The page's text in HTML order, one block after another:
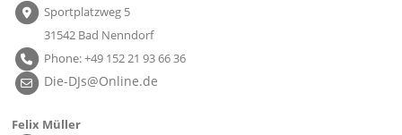
Sportplatzweg 5
31542 Bad Nenndorf
Phone: +49 152 21 93 66 36
Die-DJs@Online.de
Felix Müller